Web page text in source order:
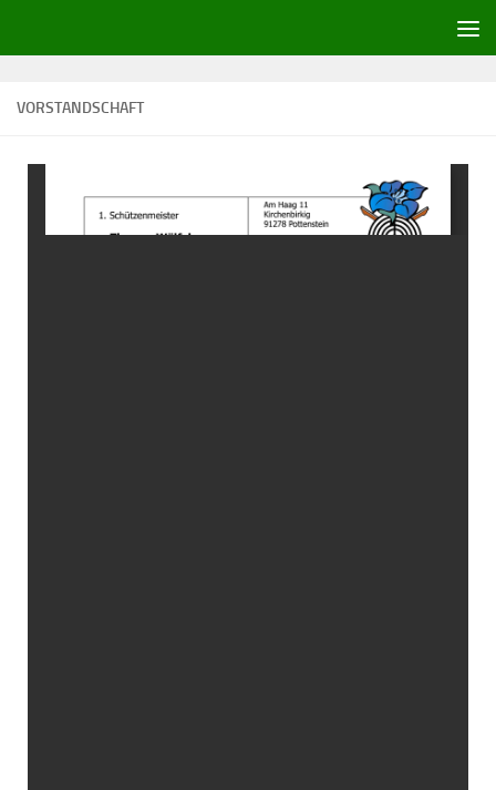
VORSTANDSCHAFT